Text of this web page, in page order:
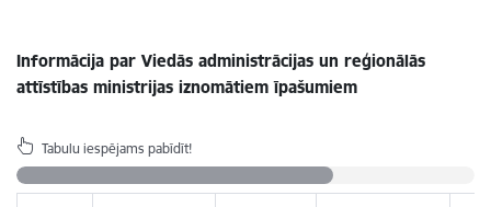
Informācija par Viedās administrācijas un reģionālās
attīstības ministrijas iznomātiem īpašumiem
Tabulu iespējams pabīdīt!